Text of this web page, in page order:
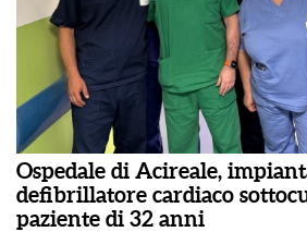
Ospedale di Acireale,
defibrillatore cardiaco
paziente di 32 anni